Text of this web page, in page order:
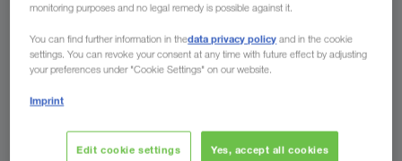
Za
Država
monitoring purposes and no legal remedy is possible against it.
You can find further information in thedata privacy policy and in the cookie
settings. You can revoke your consent at any time with future effect by adjusting
your preferences under "Cookie Settings" on our website.
Imprint
Edit cookie settings Yes, accept all cookies